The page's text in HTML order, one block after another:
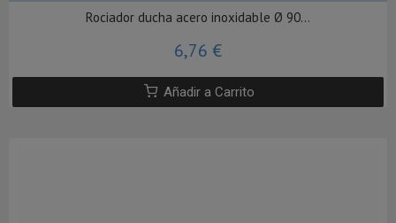
Rociador ducha acero inoxidable Ø 90...
6,76 €
Añadir a Carrito